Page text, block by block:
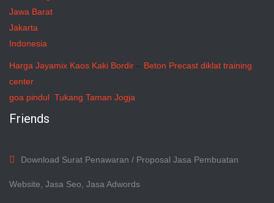
Jawa Barat
Jakarta
Indonesia
Harga Jayamix Kaos Kaki Bordir – Beton Precast diklat training
center
goa pindul Tukang Taman Jogja
Friends
Download Surat Penawaran / Proposal Jasa Pembuatan
Website, Jasa Seo, Jasa Adwords